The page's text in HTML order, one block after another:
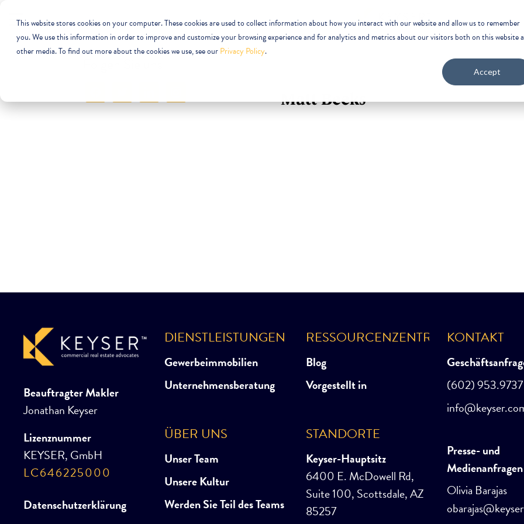
This website stores cookies on your computer. These cookies are used to collect information about how you interact with our website and allow us to remember
you. We use this information in order to improve and customize your browsing experience and for analytics and metrics about our visitors both on this website
other media. To find out more about the cookies we use, see ourPrivacy Policy.
Accept
Matt Beeks
Beauftragter Makler
Jonathan Keyser
Lizenznummer
KEYSER, GmbH
LC646225000
Datenschutzerklärung
DIENSTLEISTUNGEN
Gewerbeimmobilien
Unternehmensberatung
ÜBER UNS
Unser Team
Unsere Kultur
Werden Sie Teil des Teams
RESSOURCENZENTRUM
Blog
Vorgestellt in
STANDORTE
Keyser-Hauptsitz
6400 E. McDowell Rd,
Suite 100, Scottsdale, AZ
85257
KONTAKT
(602) 953.9737
Presse- und
Medienanfragen
Olivia Barajas